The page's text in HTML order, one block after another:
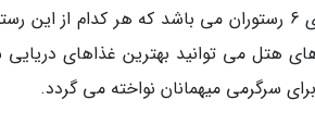
کنید. این هتل دارای 6 رستوران می باشد که هر
هتل می توانید بهترین غذاهای
سرگرمی میهمانان نواخته می گردد.